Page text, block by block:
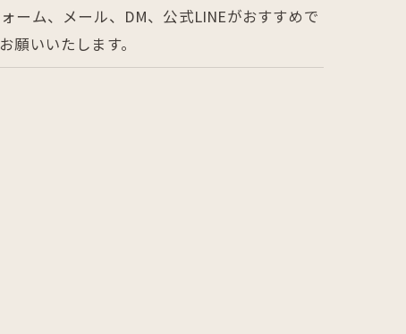
ーム、メール、DM、公式LINEがおすすめで
いいたします。